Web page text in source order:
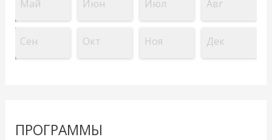
Май Июн Июл Авг
Сен Окт Ноя Дек
ПРОГРАММЫ